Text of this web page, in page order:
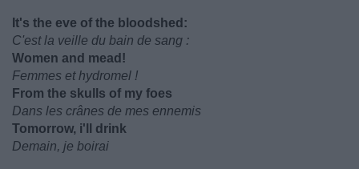
It's the eve of the bloodshed:
C'est la veille du bain de sang :
Women and mead!
Femmes et hydromel !
From the skulls of my foes
Dans les crânes de mes ennemis
Tomorrow, i'll drink
Demain, je boirai